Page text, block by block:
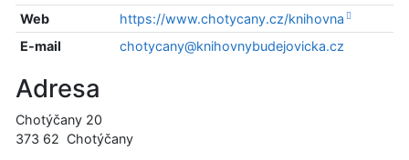
Web
https://www.chotycany.cz/knihovna
E-mail
chotycany@knihovnybudejovicka.cz
Adresa
Chotýčany 20
373 62 Chotýčany